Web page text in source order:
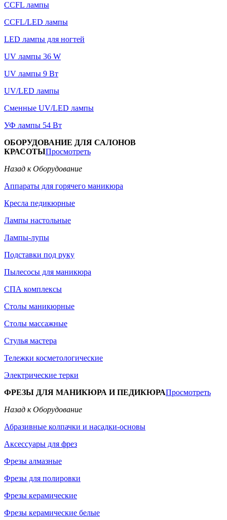
CCFL лампы
CCFL/LED лампы
LED лампы для ногтей
UV лампы 36 W
UV лампы 9 Вт
UV/LED лампы
Сменные UV/LED лампы
УФ лампы 54 Вт
ОБОРУДОВАНИЕ ДЛЯ САЛОНОВ
КРАСОТЫПросмотреть
Назад к Оборудование
Аппараты для горячего маникюра
Кресла педикюрные
Лампы настольные
Лампы-лупы
Подставки под руку
Пылесосы для маникюра
СПА комплексы
Столы маникюрные
Столы массажные
Стулья мастера
Тележки косметологические
Электрические терки
ФРЕЗЫ ДЛЯ МАНИКЮРА И ПЕДИКЮРАПросмотреть
Назад к Оборудование
Абразивные колпачки и насадки-основы
Аксессуары для фрез
Фрезы алмазные
Фрезы для полировки
Фрезы керамические
Фрезы керамические белые